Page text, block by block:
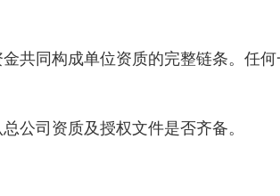
共同构成单位资质的完整链条。任何
司资质及授权文件是否齐备。